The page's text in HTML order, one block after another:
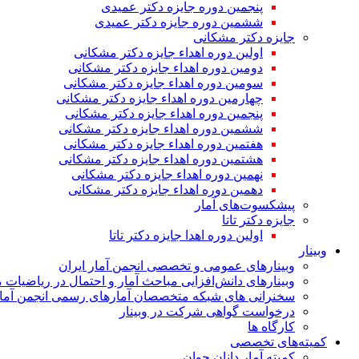
پنجمین دوره جایزه دکتر عمیدی
ششمین دوره جایزه دکتر عمیدی
جایزه دکتر مشکانی
اولین دوره اهداء جایزه دکتر مشکانی
دومین دوره اهداء جایزه دکتر مشکانی
سومین دوره اهداء جایزه دکتر مشکانی
چهارمین دوره اهداء جایزه دکتر مشکانی
پنجمین دوره اهداء جایزه دکتر مشکانی
ششمین دوره اهداء جایزه دکتر مشکانی
هفتمین دوره اهداء جایزه دکتر مشکانی
هشتمین دوره اهداء جایزه دکتر مشکانی
نهمین دوره اهداء جایزه دکتر مشکانی
دهمین دوره اهداء جایزه دکتر مشکانی
پیشکسوت‌های آمار
جایزه دکتر تاتا
اولین دوره اهدا جایزه دکتر تاتا
وبینار
وبینارهای عمومی و تخصصی انجمن آمار ایران
وبینارهای دانش‌افزایی مباحث آمار و احتمال در
سخنرانی های شبکه متخصصان آمارهای رسمی انجمن
درخواست گواهی شرکت در وبینار
کارگاه ها
کمیته‌های تخصصی